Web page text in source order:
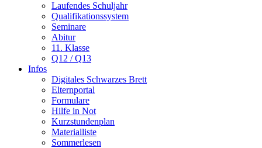
Laufendes Schuljahr
Qualifikationssystem
Seminare
Abitur
11. Klasse
Q12 / Q13
Infos
Digitales Schwarzes Brett
Elternportal
Formulare
Hilfe in Not
Kurzstundenplan
Materialliste
Sommerlesen